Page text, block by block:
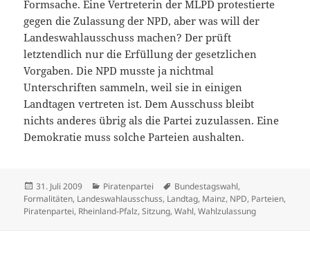
Formsache. Eine Vertreterin der MLPD protestierte
gegen die Zulassung der NPD, aber was will der
Landeswahlausschuss machen? Der prüft
letztendlich nur die Erfüllung der gesetzlichen
Vorgaben. Die NPD musste ja nichtmal
Unterschriften sammeln, weil sie in einigen
Landtagen vertreten ist. Dem Ausschuss bleibt
nichts anderes übrig als die Partei zuzulassen. Eine
Demokratie muss solche Parteien aushalten.
Veröffentlicht
am
31. Juli 2009 Kategorien
Piratenpartei Schlagwörter
Bundestagswahl,
Formalitäten, Landeswahlausschuss, Landtag, Mainz, NPD, Parteien,
Piratenpartei, Rheinland-Pfalz,Sitzung,Wahl,Wahlzulassung